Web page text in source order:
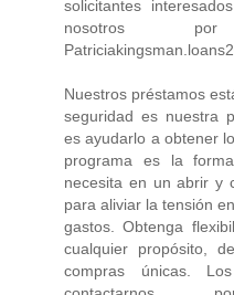
solicitantes
nosotros
Nuestros préstamos
seguridad es nuestra
es ayudarlo a obtener
programa es la
necesita en un abrir y
para aliviar la tensión
gastos. Obtenga
cualquier propósito,
compras únicas.